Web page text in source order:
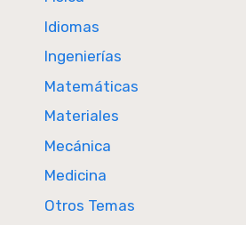
Idiomas
Ingenierías
Matemáticas
Materiales
Mecánica
Medicina
Otros Temas